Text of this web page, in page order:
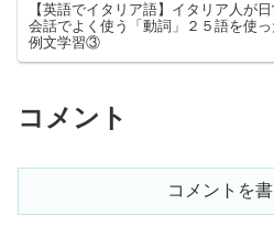
【英語でイタリア語】イタリア人が日
会話でよく使う「動詞」２５語を使っ
例文学習③
コメント
コメントを